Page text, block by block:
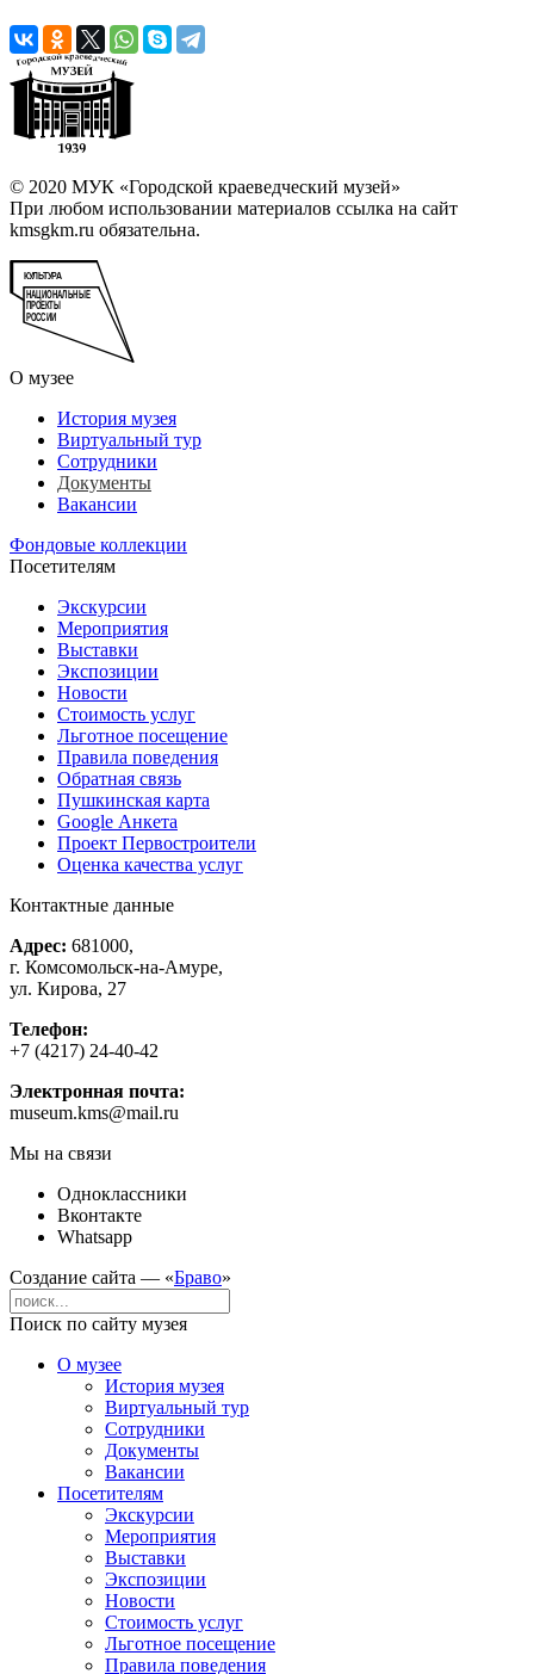
© 2020 МУК «Городской краеведческий музей»
При любом использовании материалов ссылка на сайт
kmsgkm.ru обязательна.
О музее
История музея
Виртуальный тур
Сотрудники
Документы
Вакансии
Фондовые коллекции
Посетителям
Экскурсии
Мероприятия
Выставки
Экспозиции
Новости
Стоимость услуг
Льготное посещение
Правила поведения
Обратная связь
Пушкинская карта
Google Анкета
Проект Первостроители
Оценка качества услуг
Контактные данные
Адрес: 681000,
г. Комсомольск-на-Амуре,
ул. Кирова, 27
Телефон:
+7 (4217) 24-40-42
Электронная почта:
museum.kms@mail.ru
Мы на связи
Одноклассники
Вконтакте
Whatsapp
Создание сайта — «Браво»
Поиск по сайту музея
О музее
История музея
Виртуальный тур
Сотрудники
Документы
Вакансии
Посетителям
Экскурсии
Мероприятия
Выставки
Экспозиции
Новости
Стоимость услуг
Льготное посещение
Правила поведения